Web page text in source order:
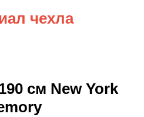
чехла
см New York